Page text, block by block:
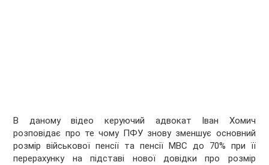
В даному відео керуючий адвокат Іван Хомич
розповідає про те чому ПФУ знову зменшує основний
розмір військової пенсії та пенсії МВС до 70% при її
перерахунку на підставі нової довідки про розмір